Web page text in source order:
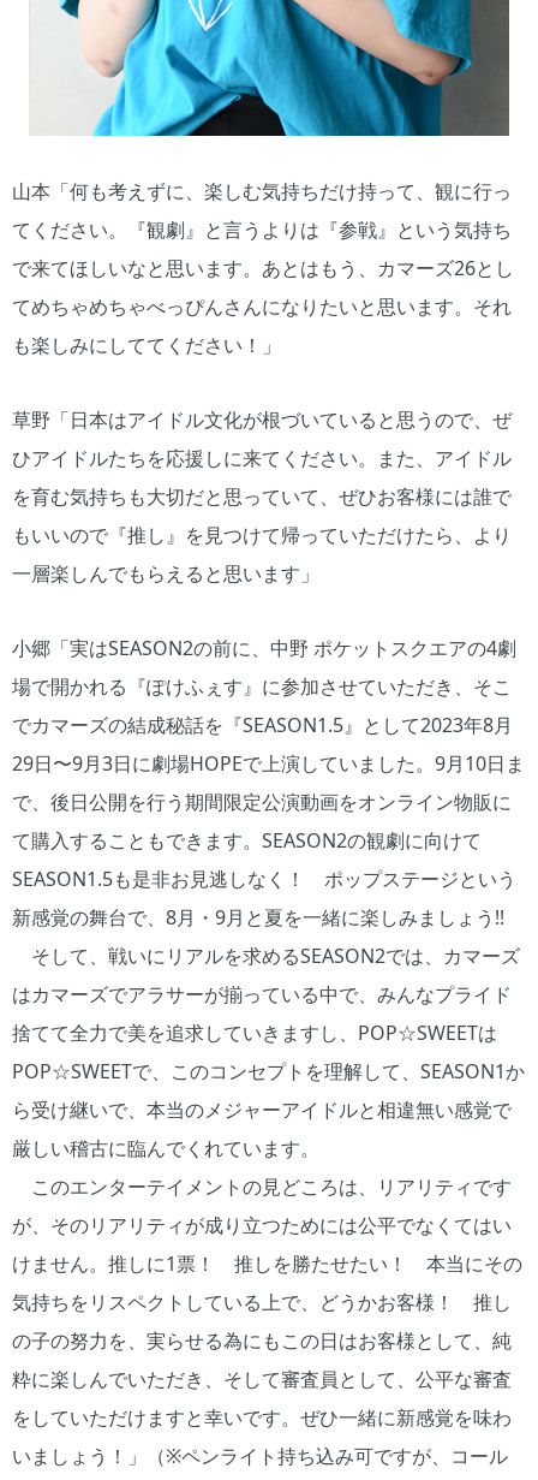
山本「何も考えずに、楽しむ気持ちだけ持って、観に行っ
てください。『観劇』と言うよりは『参戦』という気持ち
で来てほしいなと思います。あとはもう、カマーズ26とし
てめちゃめちゃべっぴんさんになりたいと思います。それ
も楽しみにしててください！」
草野「日本はアイドル文化が根づいていると思うので、ぜ
ひアイドルたちを応援しに来てください。また、アイドル
を育む気持ちも大切だと思っていて、ぜひお客様には誰で
もいいので『推し』を見つけて帰っていただけたら、より
一層楽しんでもらえると思います」
小郷「実はSEASON2の前に、中野 ポケットスクエアの4劇
場で開かれる『ぽけふぇす』に参加させていただき、そこ
でカマーズの結成秘話を『SEASON1.5』として2023年8月
29日〜9月3日に劇場HOPEで上演していました。9月10日ま
で、後日公開を行う期間限定公演動画をオンライン物販に
て購入することもできます。SEASON2の観劇に向けて
SEASON1.5も是非お見逃しなく！ ポップステージという
新感覚の舞台で、8月・9月と夏を一緒に楽しみましょう!!
そして、戦いにリアルを求めるSEASON2では、カマーズ
はカマーズでアラサーが揃っている中で、みんなプライド
捨てて全力で美を追求していきますし、POP☆SWEETは
POP☆SWEETで、このコンセプトを理解して、SEASON1か
ら受け継いで、本当のメジャーアイドルと相違無い感覚で
厳しい稽古に臨んでくれています。
このエンターテイメントの見どころは、リアリティです
が、そのリアリティが成り立つためには公平でなくてはい
けません。推しに1票！ 推しを勝たせたい！ 本当にその
気持ちをリスペクトしている上で、どうかお客様！ 推し
の子の努力を、実らせる為にもこの日はお客様として、純
粋に楽しんでいただき、そして審査員として、公平な審査
をしていただけますと幸いです。ぜひ一緒に新感覚を味わ
いましょう！」（※ペンライト持ち込み可ですが、コール